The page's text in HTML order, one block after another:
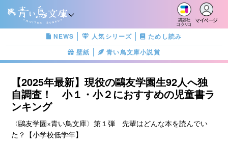
講談社
コクリコ
マイページ
NEWS 人気シリーズ
ためし読み
壁紙
青い鳥文庫小説賞
【2025年最新】現役の鷗友学園生92人へ独
自調査！ 小１・小２におすすめの児童書ラ
ンキング
〈鷗友学園×青い鳥文庫〉第１弾 先輩はどんな本を読んでい
た？【小学校低学年】